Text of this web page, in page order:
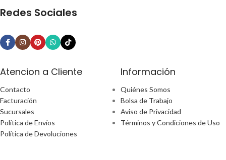
Redes Sociales
Atencion a Cliente
Contacto
Facturación
Sucursales
Política de Envíos
Política de Devoluciones
Información
Quiénes Somos
Bolsa de Trabajo
Aviso de Privacidad
Términos y Condiciones de Uso